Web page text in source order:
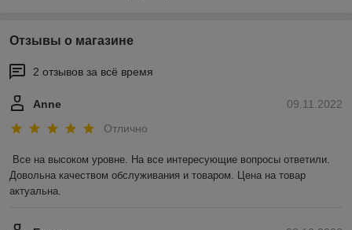
Отзывы о магазине
2 отзывов за всё время
09.11.2022
Anne
Отлично
Все на высоком уровне. На все интересующие вопросы ответили.
Довольна качеством обслуживания и товаром. Цена на товар
актуальна.